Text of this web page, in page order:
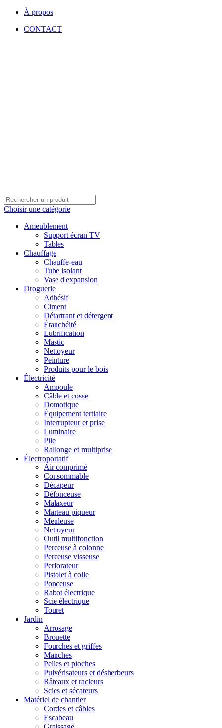
À propos
CONTACT
Choisir une catégorie
Ameublement
Support écran TV
Tables
Chauffage
Chauffe-eau
Tube isolant
Vase d'expansion
Droguerie
Adhésif
Ciment
Détartrant et détergent
Étanchéité
Lubrification
Mastic
Nettoyeur
Peinture
Produits pour le bois
Électricité
Ampoule
Câble et cosse
Domotique
Équipement tertiaire
Interrupteur et prise
Luminaire
Pile
Rallonge et multiprise
Électroportatif
Air comprimé
Consommable
Décapeur
Défonceuse
Malaxeur
Marteau piqueur
Meuleuse
Nettoyeur
Outil multifonction
Perceuse à colonne
Perceuse visseuse
Perforateur
Pistolet à colle
Ponceuse
Rabot électrique
Scie électrique
Touret
Jardin
Arrosage
Brouette
Fourches et griffes
Manches
Pelles et pioches
Pulvérisateurs et désherbeurs
Râteaux et racleurs
Scies et sécateurs
Matériel de chantier
Cordes et câbles
Escabeau
Graissage